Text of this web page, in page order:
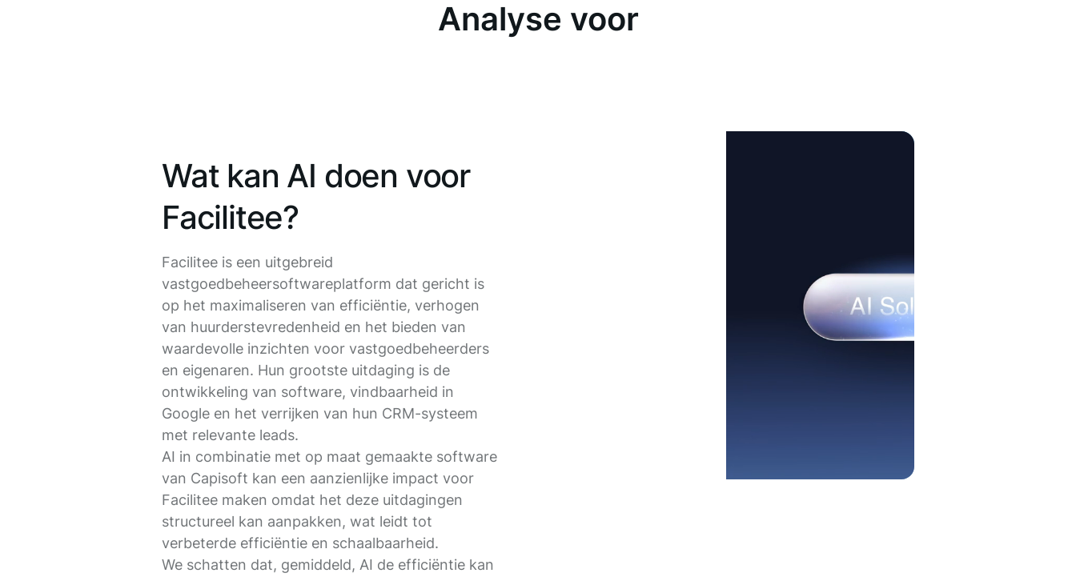
Analyse voor
Wat kan AI doen voor
Facilitee?
Facilitee is een uitgebreid
vastgoedbeheersoftwareplatform dat gericht is
op het maximaliseren van efficiëntie, verhogen
van huurderstevredenheid en het bieden van
waardevolle inzichten voor vastgoedbeheerders
en eigenaren. Hun grootste uitdaging is de
ontwikkeling van software, vindbaarheid in
Google en het verrijken van hun CRM-systeem
met relevante leads.
AI in combinatie met op maat gemaakte software
van Capisoft kan een aanzienlijke impact voor
Facilitee maken omdat het deze uitdagingen
structureel kan aanpakken, wat leidt tot
verbeterde efficiëntie en schaalbaarheid.
We schatten dat, gemiddeld, AI de efficiëntie kan